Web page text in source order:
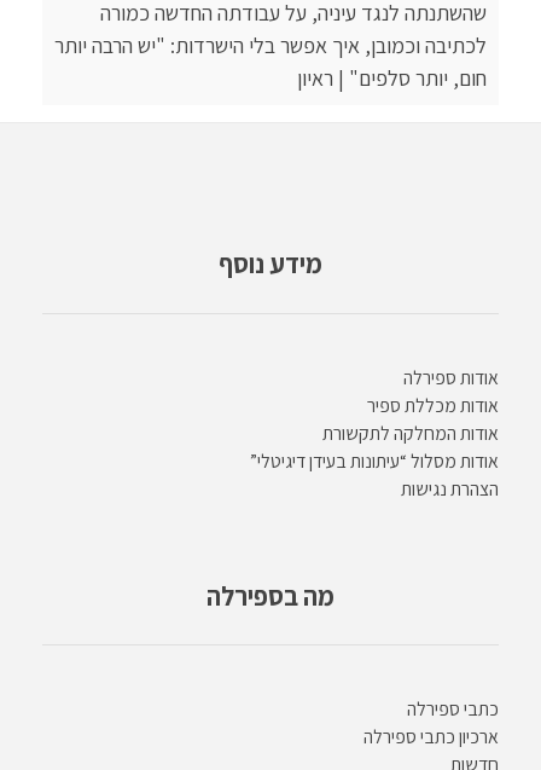
שהשתנתה לנגד עיניה, על עבודתה החדשה כמורה
לכתיבה וכמובן, איך אפשר בלי הישרדות: "יש הרבה יותר
חום, יותר סלפים" | ראיון
מידע נוסף
אודות ספירלה
אודות מכללת ספיר
אודות המחלקה לתקשורת
אודות מסלול “עיתונות בעידן דיגיטלי”
הצהרת נגישות
מה בספירלה
כתבי ספירלה
ארכיון כתבי ספירלה